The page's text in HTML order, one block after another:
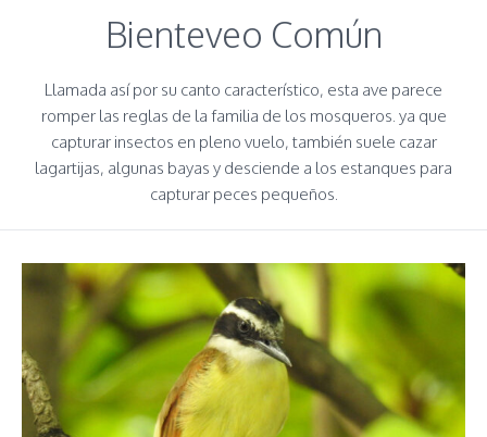
Bienteveo Común
Llamada así por su canto característico, esta ave parece
romper las reglas de la familia de los mosqueros. ya que
capturar insectos en pleno vuelo, también suele cazar
lagartijas, algunas bayas y desciende a los estanques para
capturar peces pequeños.